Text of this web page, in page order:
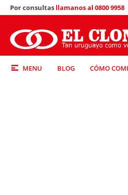
MENU BLOG CÓMO
Por consultas llamanos al 0800 9958